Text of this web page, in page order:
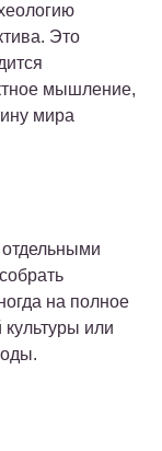
Это
мышление,
мира
на полное
или